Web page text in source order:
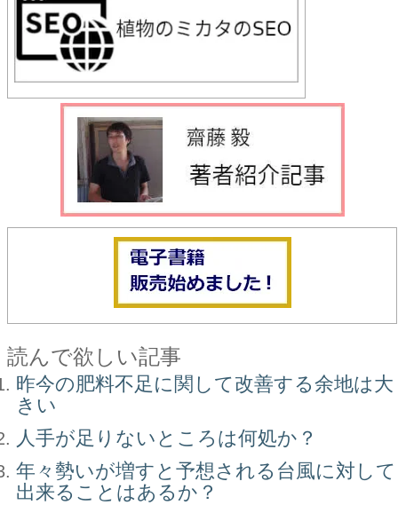
読んで欲しい記事
昨今の肥料不足に関して改善する余地は大
きい
人手が足りないところは何処か？
年々勢いが増すと予想される台風に対して
出来ることはあるか？